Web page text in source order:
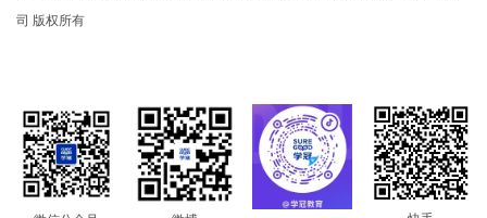
司 版权所有